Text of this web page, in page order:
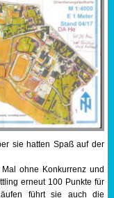
sie hatten Spaß auf der
ohne Konkurrenz und
erneut 100 Punkte für
führt sie auch die